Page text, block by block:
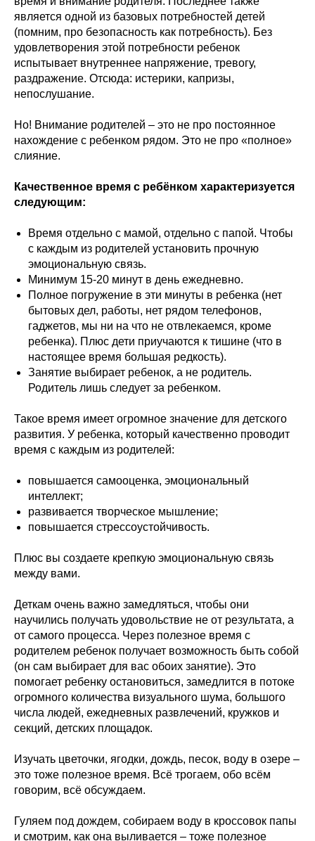
является одной из базовых потребностей детей
(помним, про безопасность как потребность). Без
удовлетворения этой потребности ребенок
испытывает внутреннее напряжение, тревогу,
раздражение. Отсюда: истерики, капризы,
непослушание.
Но! Внимание родителей – это не про постоянное
нахождение с ребенком рядом. Это не про «полное»
слияние.
Качественное время с ребёнком характеризуется
следующим:
Время отдельно с мамой, отдельно с папой. Чтобы
с каждым из родителей установить прочную
эмоциональную связь.
Минимум 15-20 минут в день ежедневно.
Полное погружение в эти минуты в ребенка (нет
бытовых дел, работы, нет рядом телефонов,
гаджетов, мы ни на что не отвлекаемся, кроме
ребенка). Плюс дети приучаются к тишине (что в
настоящее время большая редкость).
Занятие выбирает ребенок, а не родитель.
Родитель лишь следует за ребенком.
Такое время имеет огромное значение для детского
развития. У ребенка, который качественно проводит
время с каждым из родителей:
повышается самооценка, эмоциональный
интеллект;
развивается творческое мышление;
повышается стрессоустойчивость.
Плюс вы создаете крепкую эмоциональную связь
между вами.
Деткам очень важно замедляться, чтобы они
научились получать удовольствие не от результата, а
от самого процесса. Через полезное время с
родителем ребенок получает возможность быть собой
(он сам выбирает для вас обоих занятие). Это
помогает ребенку остановиться, замедлится в потоке
огромного количества визуального шума, большого
числа людей, ежедневных развлечений, кружков и
секций, детских площадок.
Изучать цветочки, ягодки, дождь, песок, воду в озере –
это тоже полезное время. Всё трогаем, обо всём
говорим, всё обсуждаем.
Гуляем под дождем, собираем воду в кроссовок папы
и смотрим, как она выливается – тоже полезное